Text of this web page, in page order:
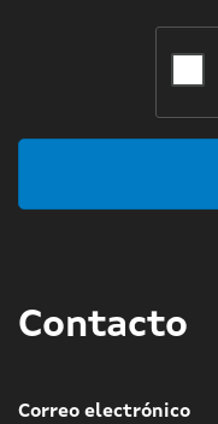
Contacto
Correo electrónico